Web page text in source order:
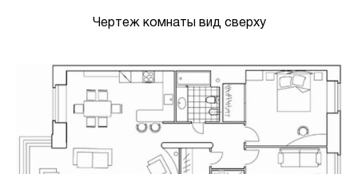
Чертеж комнаты вид сверху